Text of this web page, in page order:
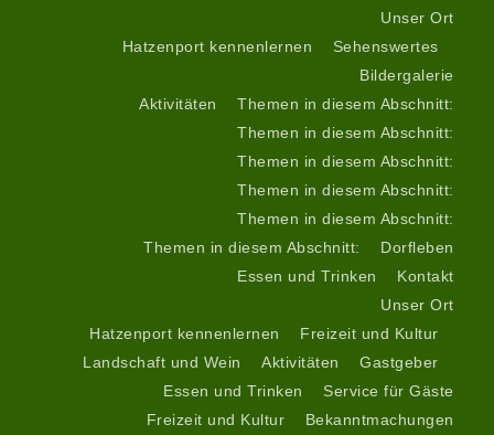
Unser Ort
Hatzenport kennenlernen
Sehenswertes
Bildergalerie
Aktivitäten
Themen in diesem Abschnitt:
Themen in diesem Abschnitt:
Themen in diesem Abschnitt:
Themen in diesem Abschnitt:
Themen in diesem Abschnitt:
Themen in diesem Abschnitt:
Dorfleben
Essen und Trinken
Kontakt
Unser Ort
Hatzenport kennenlernen
Freizeit und Kultur
Landschaft und Wein
Aktivitäten
Gastgeber
Essen und Trinken
Service für Gäste
Freizeit und Kultur
Bekanntmachungen